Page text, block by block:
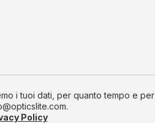
i tuoi dati, per quanto tempo e
Policy